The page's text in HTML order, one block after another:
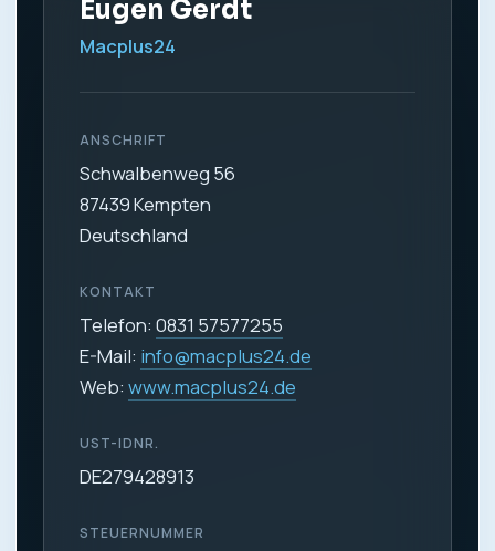
Eugen Gerdt
Macplus24
ANSCHRIFT
Schwalbenweg 56
87439 Kempten
Deutschland
KONTAKT
Telefon: 0831 57577255
E-Mail: info@macplus24.de
Web: www.macplus24.de
UST-IDNR.
DE279428913
STEUERNUMMER